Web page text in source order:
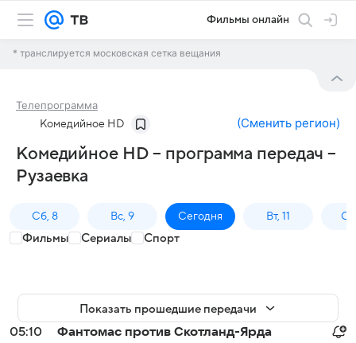
Фильмы онлайн
* транслируется московская сетка вещания
Телепрограмма
Комедийное HD (Сменить регион)
Комедийное HD – программа передач –
Рузаевка
Сб, 8 Вс, 9 Сегодня Вт, 11
Фильмы Сериалы Спорт
Показать прошедшие передачи
05:10
Фантомас против Скотланд-Ярда